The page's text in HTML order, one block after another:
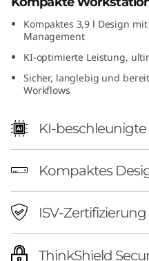
F
G
e
2
n
Kompaktes 3,9 l Design
Management
KI-optimierte Leistung,
Sicher, langlebig und
Workflows
KI-beschleunigte
Kompaktes
ISV-Zertifizierung
ThinkShield